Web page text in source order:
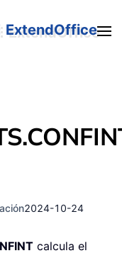
ExtendOffice
2024-10-24
calcula el